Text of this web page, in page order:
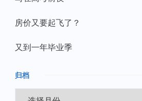
房价又要起飞了？
又到一年毕业季
归档